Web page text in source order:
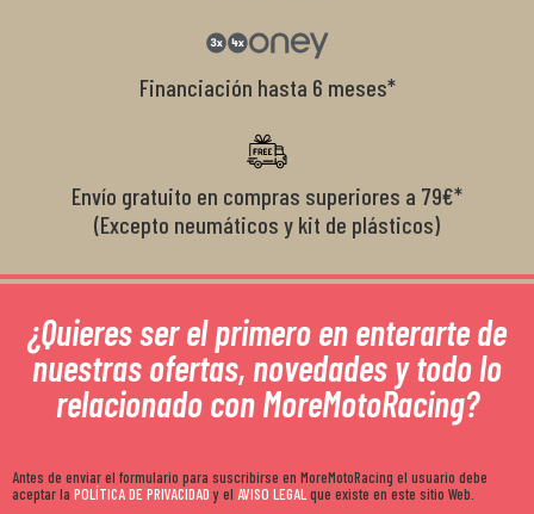
Financiación hasta 6 meses*
Envío gratuito en compras superiores a 79€*
(Excepto neumáticos y kit de plásticos)
¿Quieres ser el primero en enterarte de
nuestras ofertas, novedades y todo lo
relacionado con MoreMotoRacing?
Antes de enviar el formulario para suscribirse en MoreMotoRacing el usuario debe
aceptar la POLÍTICA DE PRIVACIDADy el AVISO LEGALque existe en este sitio Web.